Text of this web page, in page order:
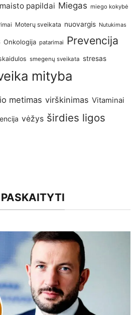
maisto papildai Miegas miego kokybė
Moterų sveikata nuovargis Nutukimas
Onkologija patarimai Prevencija
smegenų sveikata stresas
mityba
metimas virškinimas Vitaminai
vėžys širdies ligos